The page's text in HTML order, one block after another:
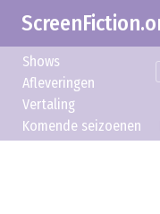
Shows
Afleveringen
Vertaling
Komende seizoenen